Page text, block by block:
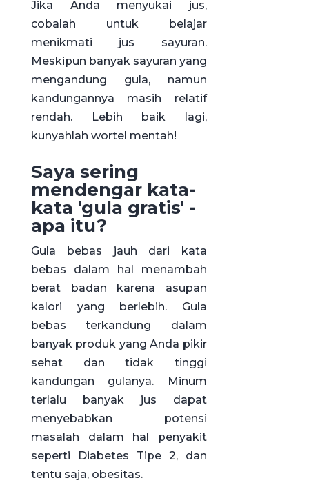
Jika Anda menyukai jus,
cobalah untuk belajar
menikmati jus sayuran.
Meskipun banyak sayuran yang
mengandung gula, namun
kandungannya masih relatif
rendah. Lebih baik lagi,
kunyahlah wortel mentah!
Saya sering
mendengar kata-
kata 'gula gratis' -
apa itu?
Gula bebas jauh dari kata
bebas dalam hal menambah
berat badan karena asupan
kalori yang berlebih. Gula
bebas terkandung dalam
banyak produk yang Anda pikir
sehat dan tidak tinggi
kandungan gulanya. Minum
terlalu banyak jus dapat
menyebabkan potensi
masalah dalam hal penyakit
seperti Diabetes Tipe 2, dan
tentu saja, obesitas.